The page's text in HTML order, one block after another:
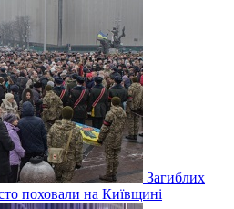
Загиблих
поховали на Київщині